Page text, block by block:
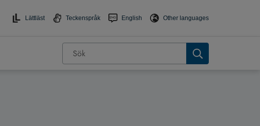
Lättläst Teckenspråk English Other languages